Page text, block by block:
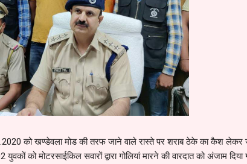
को खण्डेवला मोड की तरफ जाने वाले रास्ते पर शराब ठेके का कैश लेकर
को मोटरसाईकिल सवारों द्वारा गोलियां मारने की वारदात को अंजाम दिया